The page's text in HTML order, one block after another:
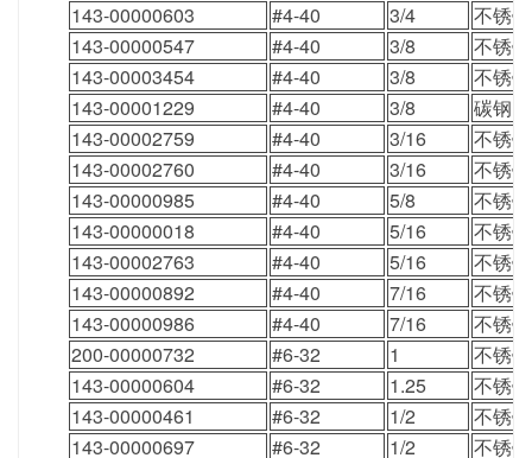
143-00000603
#4-40 3/4
不锈钢
143-00000547
#4-40 3/8
不锈钢
143-00003454
#4-40 3/8
不锈钢
143-00001229
#4-40 3/8
碳钢
143-00002759
#4-40 3/16
不锈钢
143-00002760
#4-40 3/16
不锈钢
143-00000985
#4-40 5/8
不锈钢
143-00000018
#4-40 5/16
不锈钢
143-00002763
#4-40 5/16
不锈钢
143-00000892
#4-40 7/16
不锈钢
143-00000986
#4-40 7/16
不锈钢
200-00000732
#6-32 1
不锈钢
143-00000604
#6-32 1.25
不锈钢
143-00000461
#6-32 1/2
不锈钢
143-00000697
#6-32 1/2
不锈钢